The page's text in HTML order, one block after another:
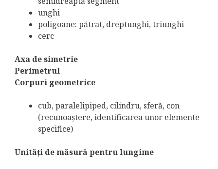
unghi
poligoane: pătrat, dreptunghi, triunghi
cerc
Axa de simetrie
Perimetrul
Corpuri geometrice
cub, paralelipiped, cilindru, sferă, con
(recunoaştere, identificarea unor elemente
specifice)
Unităţi de măsură pentru lungime